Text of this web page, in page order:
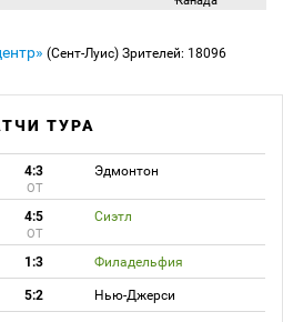
(Сент-Луис) Зрителей: 18096
ТУРА
4:3 Эдмонтон
ОТ
4:5 Сиэтл
ОТ
1:3 Филадельфия
5:2 Нью-Джерси